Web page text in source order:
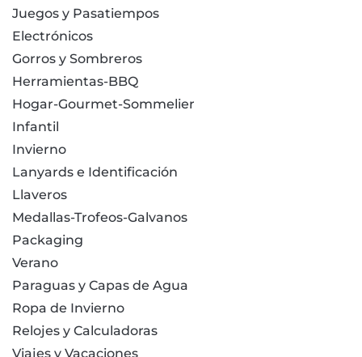
Juegos y Pasatiempos
Electrónicos
Gorros y Sombreros
Herramientas-BBQ
Hogar-Gourmet-Sommelier
Infantil
Invierno
Lanyards e Identificación
Llaveros
Medallas-Trofeos-Galvanos
Packaging
Verano
Paraguas y Capas de Agua
Ropa de Invierno
Relojes y Calculadoras
Viajes y Vacaciones